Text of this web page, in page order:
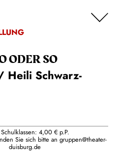
ODER SO
Heili Schwarz-
4,00 € p.P.
Sie sich bitte an gruppen@theater-
duisburg.de